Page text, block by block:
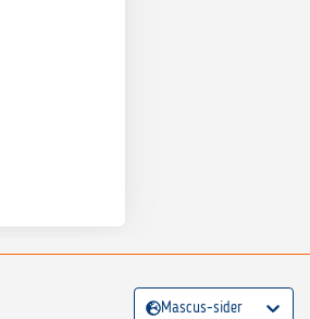
Mascus-sider